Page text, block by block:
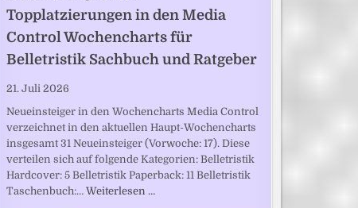
Topplatzierungen in den Media
Control Wochencharts für
Belletristik Sachbuch und Ratgeber
21. Juli 2026
Neueinsteiger in den Wochencharts Media Control
verzeichnet in den aktuellen Haupt-Wochencharts
insgesamt 31 Neueinsteiger (Vorwoche: 17). Diese
verteilen sich auf folgende Kategorien: Belletristik
Hardcover: 5 Belletristik Paperback: 11 Belletristik
Taschenbuch:… Weiterlesen …